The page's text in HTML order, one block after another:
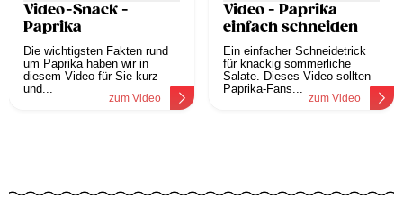
Video-Snack -
Paprika
Die wichtigsten Fakten rund
um Paprika haben wir in
diesem Video für Sie kurz
und...
zum Video
Video - Paprika
einfach schneiden
Ein einfacher Schneidetrick
für knackig sommerliche
Salate. Dieses Video sollten
Paprika-Fans...
zum Video